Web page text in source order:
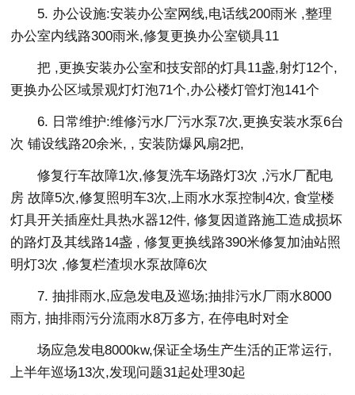
5. 办公设施:安装办公室网线,电话线200雨米 ,整理
办公室内线路300雨米,修复更换办公室锁具11
把 ,更换安装办公室和技安部的灯具11盏,射灯12个,
更换办公区域景观灯灯泡71个,办公楼灯管灯泡141个
6. 日常维护:维修污水厂污水泵7次,更换安装水泵6台
次 铺设线路20余米, , 安装防爆风扇2把,
修复行车故障1次,修复洗车场路灯3次 ,污水厂配电
房 故障5次,修复照明车3次,上雨水水泵控制4次, 食堂楼
灯具开关插座灶具热水器12件, 修复因道路施工造成损坏
的路灯及其线路14盏 , 修复更换线路390米修复加油站照
明灯3次 ,修复栏渣坝水泵故障6次
7. 抽排雨水,应急发电及巡场;抽排污水厂雨水8000
雨方, 抽排雨污分流雨水8万多方, 在停电时对全
场应急发电8000kw,保证全场生产生活的正常运行,
上半年巡场13次,发现问题31起处理30起